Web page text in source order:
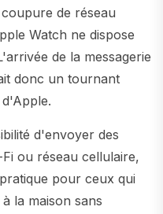
de réseau
Watch ne dispose
de la messagerie
donc un tournant
d'envoyer des
ou réseau cellulaire,
pour ceux qui
la maison sans